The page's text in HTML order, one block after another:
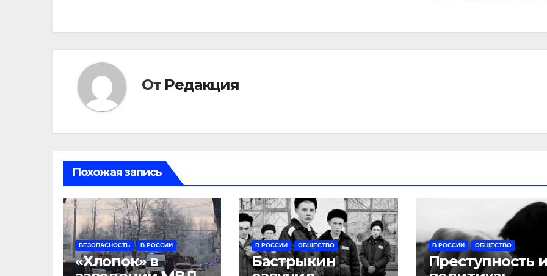
От Редакция
Похожая запись
БЕЗОПАСНОСТЬ В РОССИИ
«Хлопок» в
В РОССИИ ОБЩЕСТВО
Бастрыкин
В РОССИИ ОБЩЕСТВО
Преступность